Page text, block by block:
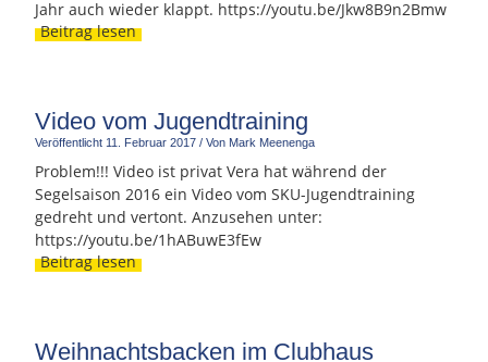
SEITE DURCHSUCHEN
Jahr auch wieder klappt. https://youtu.be/Jkw8B9n2Bmw
Beitrag lesen
Video vom Jugendtraining
Veröffentlicht 11. Februar 2017 / Von Mark Meenenga
Problem!!! Video ist privat Vera hat während der
Segelsaison 2016 ein Video vom SKU-Jugendtraining
gedreht und vertont. Anzusehen unter:
https://youtu.be/1hABuwE3fEw
Beitrag lesen
Weihnachtsbacken im Clubhaus